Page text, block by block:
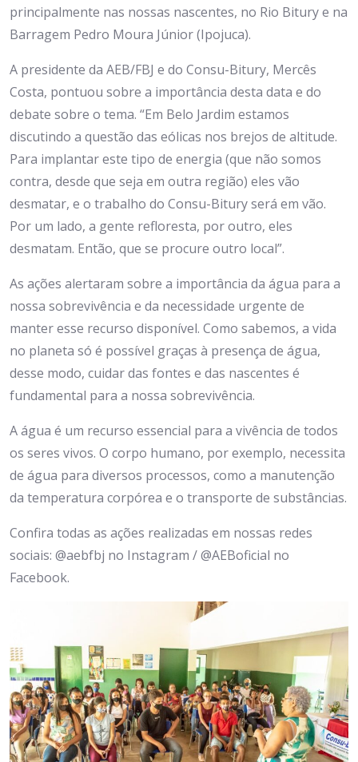
principalmente nas nossas nascentes, no Rio Bitury e na
Barragem Pedro Moura Júnior (Ipojuca).
A presidente da AEB/FBJ e do Consu-Bitury, Mercês
Costa, pontuou sobre a importância desta data e do
debate sobre o tema. “Em Belo Jardim estamos
discutindo a questão das eólicas nos brejos de altitude.
Para implantar este tipo de energia (que não somos
contra, desde que seja em outra região) eles vão
desmatar, e o trabalho do Consu-Bitury será em vão.
Por um lado, a gente refloresta, por outro, eles
desmatam. Então, que se procure outro local”.
As ações alertaram sobre a importância da água para a
nossa sobrevivência e da necessidade urgente de
manter esse recurso disponível. Como sabemos, a vida
no planeta só é possível graças à presença de água,
desse modo, cuidar das fontes e das nascentes é
fundamental para a nossa sobrevivência.
A água é um recurso essencial para a vivência de todos
os seres vivos. O corpo humano, por exemplo, necessita
de água para diversos processos, como a manutenção
da temperatura corpórea e o transporte de substâncias.
Confira todas as ações realizadas em nossas redes
sociais: @aebfbj no Instagram / @AEBoficial no
Facebook.